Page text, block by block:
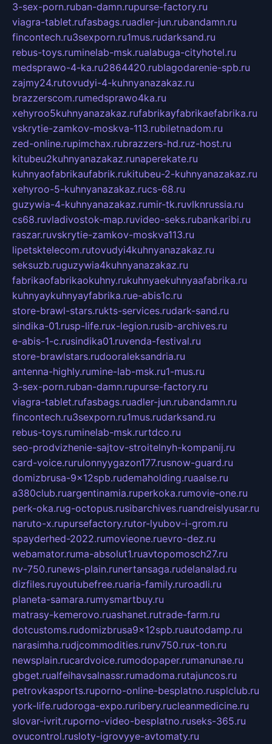
3-sex-porn.ruban-damn.rupurse-factory.ru
viagra-tablet.rufasbags.ruadler-jun.rubandamn.ru
fincontech.ru3sexporn.ru1mus.rudarksand.ru
rebus-toys.ruminelab-msk.rualabuga-cityhotel.ru
medsprawo-4-ka.ru2864420.rublagodarenie-spb.ru
zajmy24.rutovudyi-4-kuhnyanazakaz.ru
brazzerscom.rumedsprawo4ka.ru
xehyroo5kuhnyanazakaz.rufabrikayfabrikaefabrika.ru
vskrytie-zamkov-moskva-113.rubiletnadom.ru
zed-online.rupimchax.rubrazzers-hd.ruz-host.ru
kitubeu2kuhnyanazakaz.runaperekate.ru
kuhnyaofabrikaufabrik.rukitubeu-2-kuhnyanazakaz.ru
xehyroo-5-kuhnyanazakaz.rucs-68.ru
guzywia-4-kuhnyanazakaz.rumir-tk.ruvlknrussia.ru
cs68.ruvladivostok-map.ruvideo-seks.rubankaribi.ru
raszar.ruvskrytie-zamkov-moskva113.ru
lipetsktelecom.rutovudyi4kuhnyanazakaz.ru
seksuzb.ruguzywia4kuhnyanazakaz.ru
fabrikaofabrikaokuhny.rukuhnyaekuhnyaafabrika.ru
kuhnyaykuhnyayfabrika.rue-abis1c.ru
store-brawl-stars.rukts-services.rudark-sand.ru
sindika-01.rusp-life.rux-legion.rusib-archives.ru
e-abis-1-c.rusindika01.ruvenda-festival.ru
store-brawlstars.rudooraleksandria.ru
antenna-highly.rumine-lab-msk.ru1-mus.ru
3-sex-porn.ruban-damn.rupurse-factory.ru
viagra-tablet.rufasbags.ruadler-jun.rubandamn.ru
fincontech.ru3sexporn.ru1mus.rudarksand.ru
rebus-toys.ruminelab-msk.rurtdco.ru
seo-prodvizhenie-sajtov-stroitelnyh-kompanij.ru
card-voice.rurulonnyygazon177.rusnow-guard.ru
domizbrusa-9x12spb.rudemaholding.ruaalse.ru
a380club.ruargentinamia.ruperkoka.rumovie-one.ru
perk-oka.rug-octopus.rusibarchives.ruandreislyusar.ru
naruto-x.rupursefactory.rutor-lyubov-i-grom.ru
spayderhed-2022.rumovieone.ruevro-dez.ru
webamator.ruma-absolut1.ruavtopomosch27.ru
nv-750.runews-plain.runertansaga.rudelanalad.ru
dizfiles.ruyoutubefree.ruaria-family.ruroadli.ru
planeta-samara.rumysmartbuy.ru
matrasy-kemerovo.ruashanet.rutrade-farm.ru
dotcustoms.rudomizbrusa9x12spb.ruautodamp.ru
narasimha.rudjcommodities.runv750.rux-ton.ru
newsplain.rucardvoice.rumodopaper.rumanunae.ru
gbget.rualfeihavsalnassr.rumadoma.rutajuncos.ru
petrovkasports.ruporno-online-besplatno.rusplclub.ru
york-life.rudoroga-expo.ruribery.rucleanmedicine.ru
slovar-ivrit.ruporno-video-besplatno.ruseks-365.ru
ovucontrol.rusloty-igrovyye-avtomaty.ru